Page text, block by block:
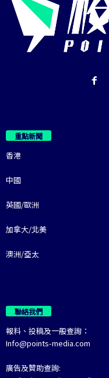
重點新聞
香港
中國
英國/歐洲
加拿大/北美
澳洲/亞太
聯絡我們
報料、投稿及一般查詢：
Info@points-media.com
廣告及贊助查詢: